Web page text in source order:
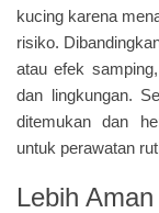
kucing karena
risiko.
atau efek
dan lingkungan.
ditemukan dan
untuk perawatan
Lebih